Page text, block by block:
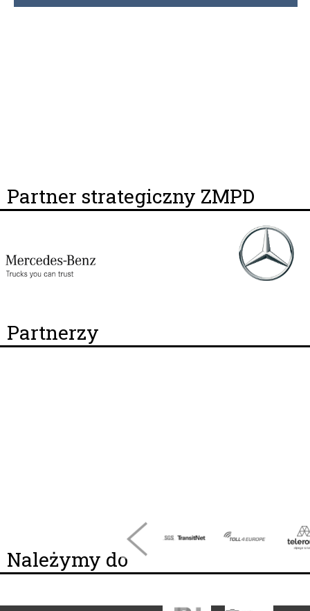
Partner strategiczny ZMPD
Partnerzy
Należymy do